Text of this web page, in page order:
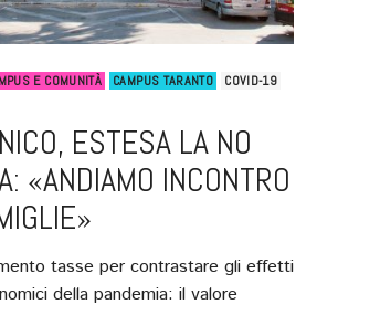
E COMUNITÀ CAMPUS TARANTO
COVID-19
ESTESA LA NO
«ANDIAMO INCONTRO
tasse per contrastare gli effetti
della pandemia: il valore